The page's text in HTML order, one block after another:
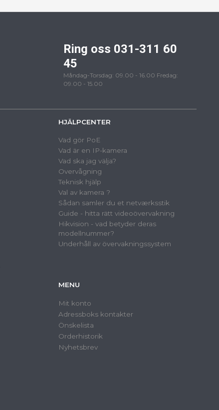
Ring oss 031-311 60
45
Måndag-Torsdag: 09.00 - 16.00 Fredag:
09.00 - 15.00
HJÄLPCENTER
Vad gör PoE
Vad är en IP-kamera
Vad ska jag välja?
Overvågning
Teknisk hjälp
Val av kamera ?
Sådan samler du et netværksstik
Guide - hitta rätt videoövervakning
Hikvision - vad betyder deras
modellnummer?
Underhåll av övervakningssystem
MENU
Mit konto
Adressboks kontakter
Önskelista
Orderhistorik
Nyhetsbrev